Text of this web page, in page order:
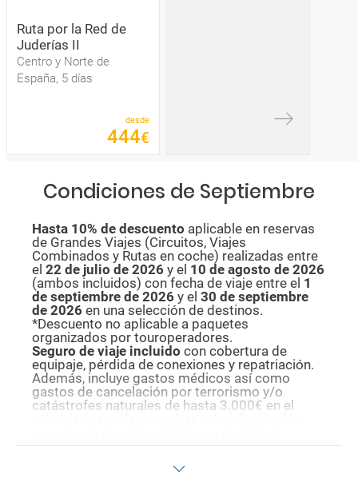
Ruta por la Red de
Juderías II
Centro y Norte de
España, 5 días
desde
444€
Condiciones de Septiembre
Hasta 10% de descuento aplicable en reservas
de Grandes Viajes (Circuitos, Viajes
Combinados y Rutas en coche) realizadas entre
el 22 de julio de 2026 y el 10 de agosto de 2026
(ambos incluidos) con fecha de viaje entre el 1
de septiembre de 2026 y el 30 de septiembre
de 2026 en una selección de destinos.
*Descuento no aplicable a paquetes
organizados por touroperadores.
Seguro de viaje incluido con cobertura de
equipaje, pérdida de conexiones y repatriación.
Además, incluye gastos médicos así como
gastos de cancelación por terrorismo y/o
catástrofes naturales de hasta 3.000€ en el
si quiere reforzar esta asistencia tiene que